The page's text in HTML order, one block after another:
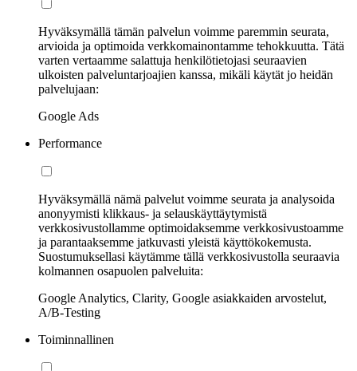
Hyväksymällä tämän palvelun voimme paremmin seurata,
arvioida ja optimoida verkkomainontamme tehokkuutta. Tätä
varten vertaamme salattuja henkilötietojasi seuraavien
ulkoisten palveluntarjoajien kanssa, mikäli käytät jo heidän
palvelujaan:
Google Ads
Performance
Hyväksymällä nämä palvelut voimme seurata ja analysoida
anonyymisti klikkaus- ja selauskäyttäytymistä
verkkosivustollamme optimoidaksemme verkkosivustoamme
ja parantaaksemme jatkuvasti yleistä käyttökokemusta.
Suostumuksellasi käytämme tällä verkkosivustolla seuraavia
kolmannen osapuolen palveluita:
Google Analytics, Clarity, Google asiakkaiden arvostelut,
A/B-Testing
Toiminnallinen